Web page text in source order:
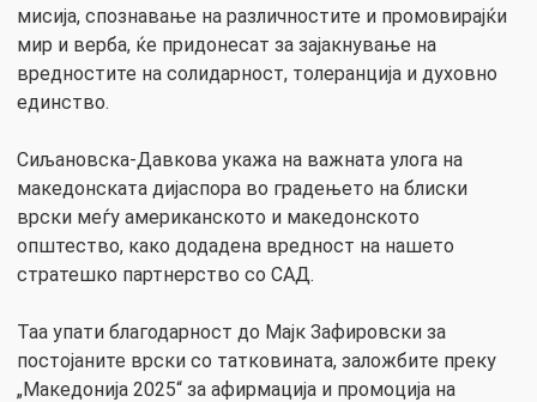
мисија, спознавање на различностите и промовирајќи
мир и верба, ќе придонесат за зајакнување на
вредностите на солидарност, толеранција и духовно
единство.
Сиљановска-Давкова укажа на важната улога на
македонската дијаспора во градењето на блиски
врски меѓу американското и македонското
општество, како додадена вредност на нашето
стратешко партнерство со САД.
Таа упати благодарност до Мајк Зафировски за
постојаните врски со татковината, заложбите преку
„Македонија 2025“ за афирмација и промоција на